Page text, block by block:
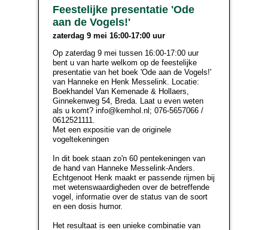
Feestelijke presentatie 'Ode
aan de Vogels!'
zaterdag 9 mei 16:00-17:00 uur
Op zaterdag 9 mei tussen 16:00-17:00 uur
bent u van harte welkom op de feestelijke
presentatie van het boek 'Ode aan de Vogels!'
van Hanneke en Henk Messelink. Locatie:
Boekhandel Van Kemenade & Hollaers,
Ginnekenweg 54, Breda. Laat u even weten
als u komt? info@kemhol.nl; 076-5657066 /
0612521111.
Met een expositie van de originele
vogeltekeningen
In dit boek staan zo'n 60 pentekeningen van
de hand van Hanneke Messelink-Anders.
Echtgenoot Henk maakt er passende rijmen bij
met wetenswaardigheden over de betreffende
vogel, informatie over de status van de soort
en een dosis humor.
Het resultaat is een unieke combinatie van